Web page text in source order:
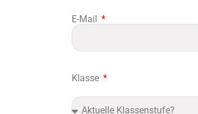
E-Mail
Klasse